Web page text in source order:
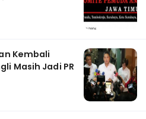
Kembali
Masih Jadi PR